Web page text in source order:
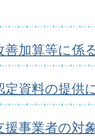
善加算等に係
定資料の提供
援事業者の対